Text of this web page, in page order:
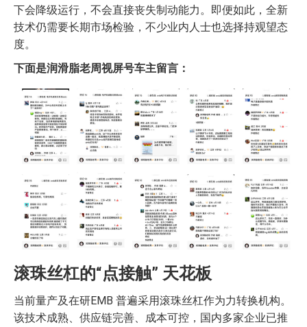
下会降级运行，不会直接丧失制动能力。即便如此，全新
技术仍需要长期市场检验，不少业内人士也选择持观望态
度。
下面是润滑脂老周视屏号车主留言：
滚珠丝杠的“点接触” 天花板
当前量产及在研EMB 普遍采用滚珠丝杠作为力转换机构。
该技术成熟、供应链完善、成本可控，国内多家企业已推